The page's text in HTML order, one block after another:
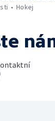
Hokej